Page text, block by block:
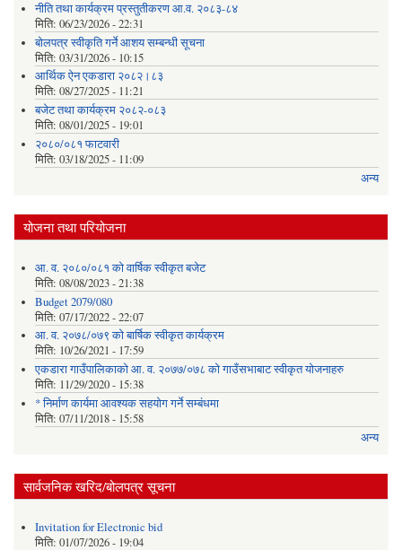
नीति तथा कार्यक्रम प्रस्तुतीकरण आ.व. २०८३-८४
मिति: 06/23/2026 - 22:31
बोलपत्र स्वीकृति गर्ने आशय सम्बन्धी सूचना
मिति: 03/31/2026 - 10:15
आर्थिक ऐन एकडारा २०८२।८३
मिति: 08/27/2025 - 11:21
बजेट तथा कार्यक्रम २०८२-०८३
मिति: 08/01/2025 - 19:01
२०८०/०८१ फाटवारी
मिति: 03/18/2025 - 11:09
अन्य
योजना तथा परियोजना
आ. व. २०८०/०८१ को वार्षिक स्वीकृत बजेट
मिति: 08/08/2023 - 21:38
Budget 2079/080
मिति: 07/17/2022 - 22:07
आ. व. २०७८/०७९ को बार्षिक स्वीकृत कार्यक्रम
मिति: 10/26/2021 - 17:59
एकडारा गाउँपालिकाको आ. व. २०७७/०७८ को गाउँसभाबाट स्वीकृत योजनाहरु
मिति: 11/29/2020 - 15:38
* निर्माण कार्यमा आवश्यक सहयोग गर्ने सम्बंधमा
मिति: 07/11/2018 - 15:58
अन्य
सार्वजनिक खरिद/बोलपत्र सूचना
Invitation for Electronic bid
मिति: 01/07/2026 - 19:04